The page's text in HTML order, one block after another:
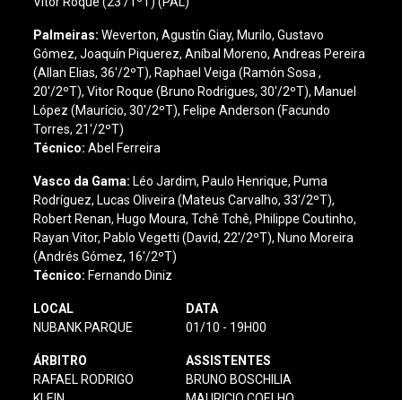
Palmeiras: Weverton, Agustín Giay, Murilo, Gustavo
Gómez, Joaquín Piquerez, Aníbal Moreno, Andreas Pereira
(Allan Elias, 36'/2ºT), Raphael Veiga (Ramón Sosa ,
20'/2ºT), Vitor Roque (Bruno Rodrigues, 30'/2ºT), Manuel
López (Maurício, 30'/2ºT), Felipe Anderson (Facundo
Torres, 21'/2ºT)
Técnico: Abel Ferreira
Vasco da Gama: Léo Jardim, Paulo Henrique, Puma
Rodríguez, Lucas Oliveira (Mateus Carvalho, 33'/2ºT),
Robert Renan, Hugo Moura, Tchê Tchê, Philippe Coutinho,
Rayan Vitor, Pablo Vegetti (David, 22'/2ºT), Nuno Moreira
(Andrés Gómez, 16'/2ºT)
Técnico: Fernando Diniz
LOCAL
NUBANK PARQUE
DATA
01/10 - 19H00
ÁRBITRO
RAFAEL RODRIGO
ASSISTENTES
BRUNO BOSCHILIA